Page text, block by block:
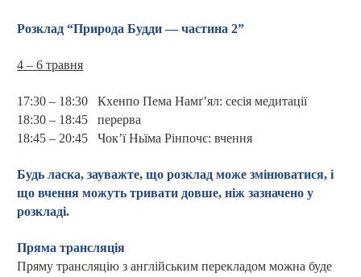
Розклад “Природа Будди — частина 2”
4 – 6травня
17:30 – 18:30Кхенпо Пема Намґ’ял: сесія медитації
18:30 – 18:45перерва
18:45 – 20:45Чок’ї Ньїма Рінпочє: вчення
Будь ласка, зауважте, що розклад може змінюватися, і
що вчення можуть тривати довше, ніж зазначено у
розкладі.
Пряма трансляція
Пряму трансляцію з англійським перекладом можна буде